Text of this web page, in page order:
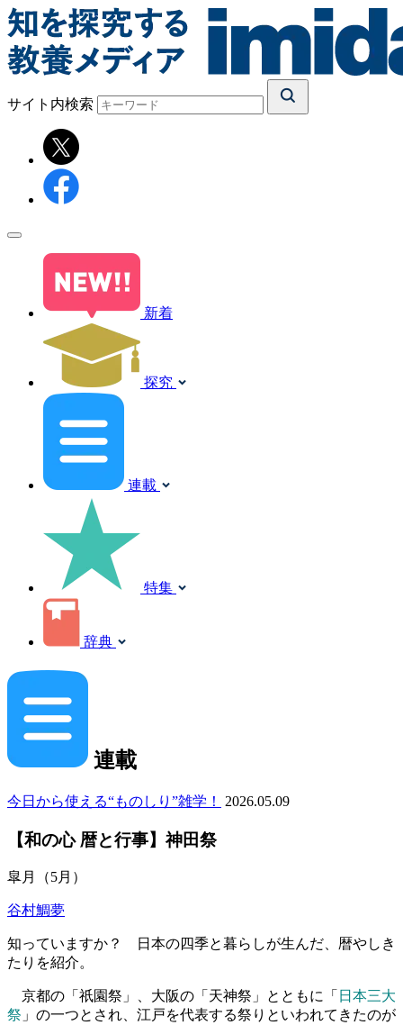
サイト内検索
新着
探究
連載
特集
辞典
連載
今日から使える“ものしり”雑学！ 2026.05.09
【和の心 暦と行事】神田祭
皐月（5月）
谷村鯛夢
知っていますか？ 日本の四季と暮らしが生んだ、暦やしき
たりを紹介。
京都の「祇園祭」、大阪の「天神祭」とともに「 日本三大
祭 」の一つとされ、江戸を代表する祭りといわれてきたのが